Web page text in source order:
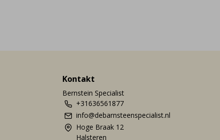
Kontakt
Bernstein Specialist
+31636561877
info@debarnsteenspecialist.nl
Hoge Braak 12
Halsteren